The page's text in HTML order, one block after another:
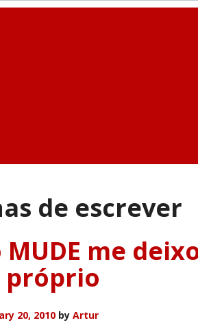
de escrever
MUDE me
próprio
20, 2010 by Artur